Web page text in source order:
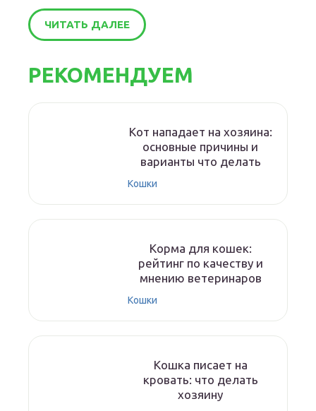
ЧИТАТЬ ДАЛЕЕ
РЕКОМЕНДУЕМ
Кот нападает на хозяина:
основные причины и
варианты что делать
Кошки
Корма для кошек:
рейтинг по качеству и
мнению ветеринаров
Кошки
Кошка писает на
кровать: что делать
хозяину